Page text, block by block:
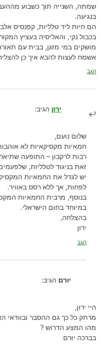
שמתה, השנייה תוך כשבוע
בנגיעה.
הם חיות ליד טלליות, קפנסיס
בכבול נקי, והאליסיה בעציץ
מושקים במי מזגן, בבית עם תאורה
אשמח לעצות להבא איך כן
הגב
ירון הגיב:
שלום נועם,
חמאיות מקסיקאיות לא
רבות לרקבון – התופעה
זאת בניגוד לטלליות,
לפחות, אך ללא רסס באוויר.
בנוסף, מרבית החמאיות
במיוחד בחום הישראלי.
בהצלחה,
ירון
הגב
יורם הגיב:
היי ירון,
מרתק כל כך גם ההסבר ובוודאי
מהו המצע הדרוש ?
בברכה יורם